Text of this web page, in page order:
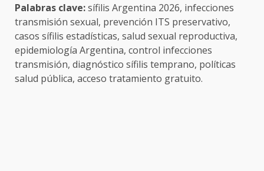
Palabras clave:sífilis Argentina 2026, infecciones
transmisión sexual, prevención ITS preservativo,
casos sífilis estadísticas, salud sexual reproductiva,
epidemiología Argentina, control infecciones
transmisión, diagnóstico sífilis temprano, políticas
salud pública, acceso tratamiento gratuito.